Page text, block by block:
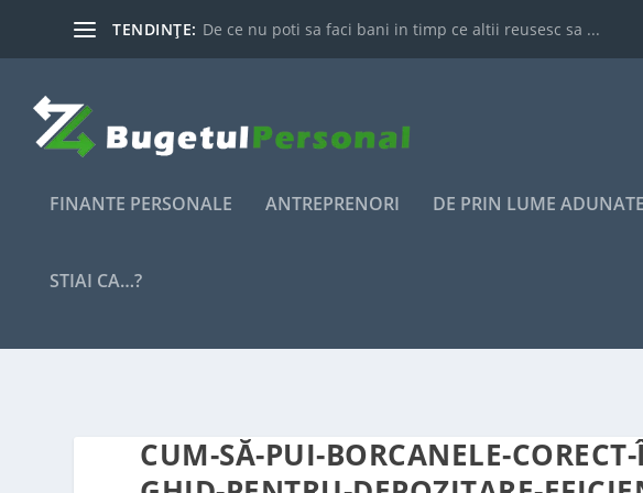
TENDINȚE: De ce nu poti sa faci bani in timp ce altii reusesc sa ...
FINANTE PERSONALE ANTREPRENORI DE PRIN LUME
STIAI CA…?
CUM-SĂ-PUI-BORCANELE-